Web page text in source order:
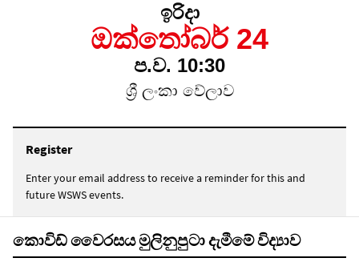
ඉරිදා
ඔක්තෝබර් 24
ප.ව. 10:30
ශ්‍රී ලංකා වේලාව
Register
Enter your email address to receive a reminder for this and
future WSWS events.
කොවිඩ් වෛරසය මුලිනුපුටා දැමීමේ විද්‍යාව